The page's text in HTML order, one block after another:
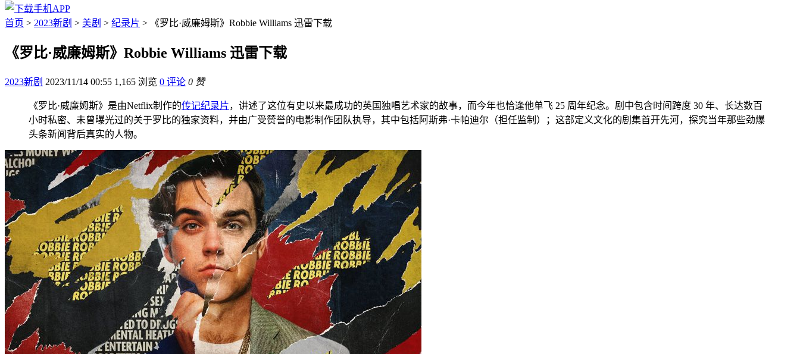
首页 > 2023新剧 > 美剧 > 纪录片 > 《罗比·威廉姆斯》Robbie Williams 迅雷下载
《罗比·威廉姆斯》Robbie Williams 迅雷下载
2023新剧 2023/11/14 00:55 1,165 浏览 0 评论 0 赞
《罗比·威廉姆斯》是由Netflix制作的传记纪录片，讲述了这位有史以来最成功的英国独唱艺术家的故事，而今年也恰逢他单飞 25 周年纪念。剧中包含时间跨度 30 年、长达数百
小时私密、未曾曝光过的关于罗比的独家资料，并由广受赞誉的电影制作团队执导，其中包括阿斯弗·卡帕迪尔（担任监制）；这部定义文化的剧集首开先河，探究当年那些劲爆
头条新闻背后真实的人物。